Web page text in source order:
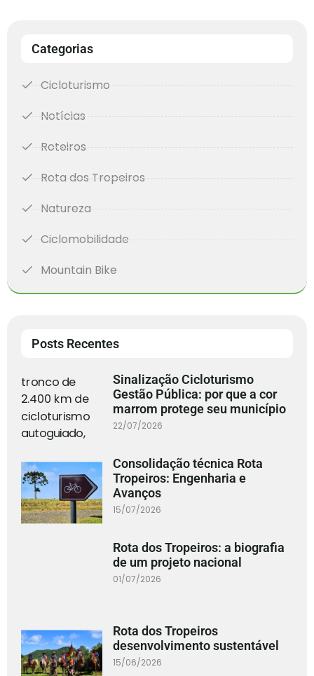
Categorias
Cicloturismo
Notícias
Roteiros
Rota dos Tropeiros
Natureza
Ciclomobilidade
Mountain Bike
Posts Recentes
Sinalização Cicloturismo
Gestão Pública: por que a cor
marrom protege seu município
22/07/2026
Consolidação técnica Rota
Tropeiros: Engenharia e
Avanços
15/07/2026
Rota dos Tropeiros: a biografia
de um projeto nacional
01/07/2026
Rota dos Tropeiros
desenvolvimento sustentável
15/06/2026